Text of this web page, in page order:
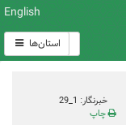
English
استان‌ها
خبرنگار: 1_29
چاپ